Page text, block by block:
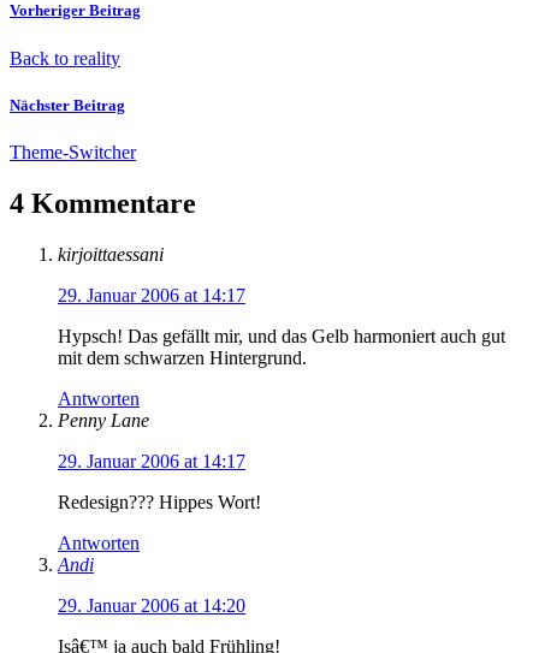
Vorheriger Beitrag
Back to reality
Nächster Beitrag
Theme-Switcher
4 Kommentare
kirjoittaessani
29. Januar 2006 at 14:17
Hypsch! Das gefällt mir, und das Gelb harmoniert auch gut
mit dem schwarzen Hintergrund.
Antworten
Penny Lane
29. Januar 2006 at 14:17
Redesign??? Hippes Wort!
Antworten
Andi
29. Januar 2006 at 14:20
Isâ€™ ja auch bald Frühling!